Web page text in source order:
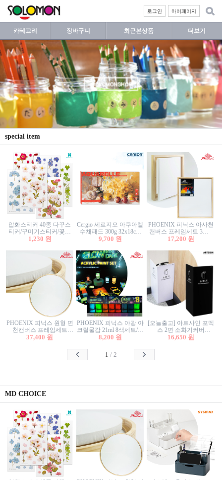
마이페이지
로그인
카테고리 장바구니 최근본상품 더보기
special item
압화스티커 40종 다꾸스
티커/꾸미기스티커/꽃스
티커/압화꽃책갈피/팬시
1,230 원
Cergio 세르지오 아쿠아렐
수채패드 300g 32x18cm
12매 1면제본
9,700 원
PHOENIX 피닉스 아사천
캔버스 프레임세트 3호F
27.3x22cm 캔버스와 올림
17,200 원
PHOENIX 피닉스 원형 면
천캔버스 프레임세트
40cm/원형캔버스/플로팅
37,400 원
PHOENIX 피닉스 야광 아
크릴물감 21ml 8색세트/야
광물감
8,200 원
[오늘출고] 아트사인 포멕
스 2면 소화기커버
1470/1471/소화기커버/소
함/소화기거치대/소화기
16,650 원
1 / 2
MD CHOICE